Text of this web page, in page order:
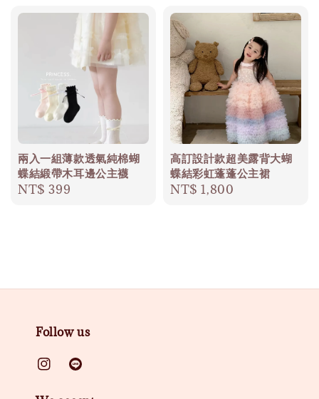
兩入一組薄款透氣純棉蝴
蝶結緞帶木耳邊公主襪
Regular
NT$ 399
高訂設計款超美露背大蝴
蝶結彩虹蓬蓬公主裙
Regular
NT$ 1,800
Follow us